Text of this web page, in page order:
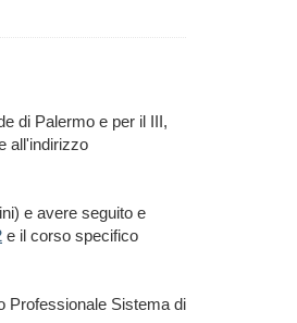
di Palermo e per il III,
all'indirizzo
e avere seguito e
e il corso specifico
Professionale Sistema di